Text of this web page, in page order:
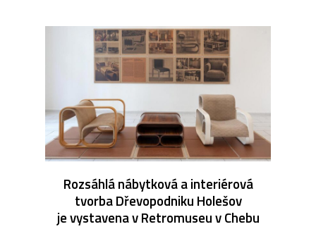
Rozsáhlá nábytková a interiérová
tvorba Dřevopodniku Holešov
je vystavena v Retromuseu v Chebu